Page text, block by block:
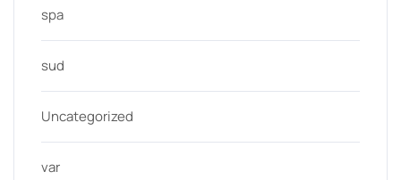
spa
sud
Uncategorized
var